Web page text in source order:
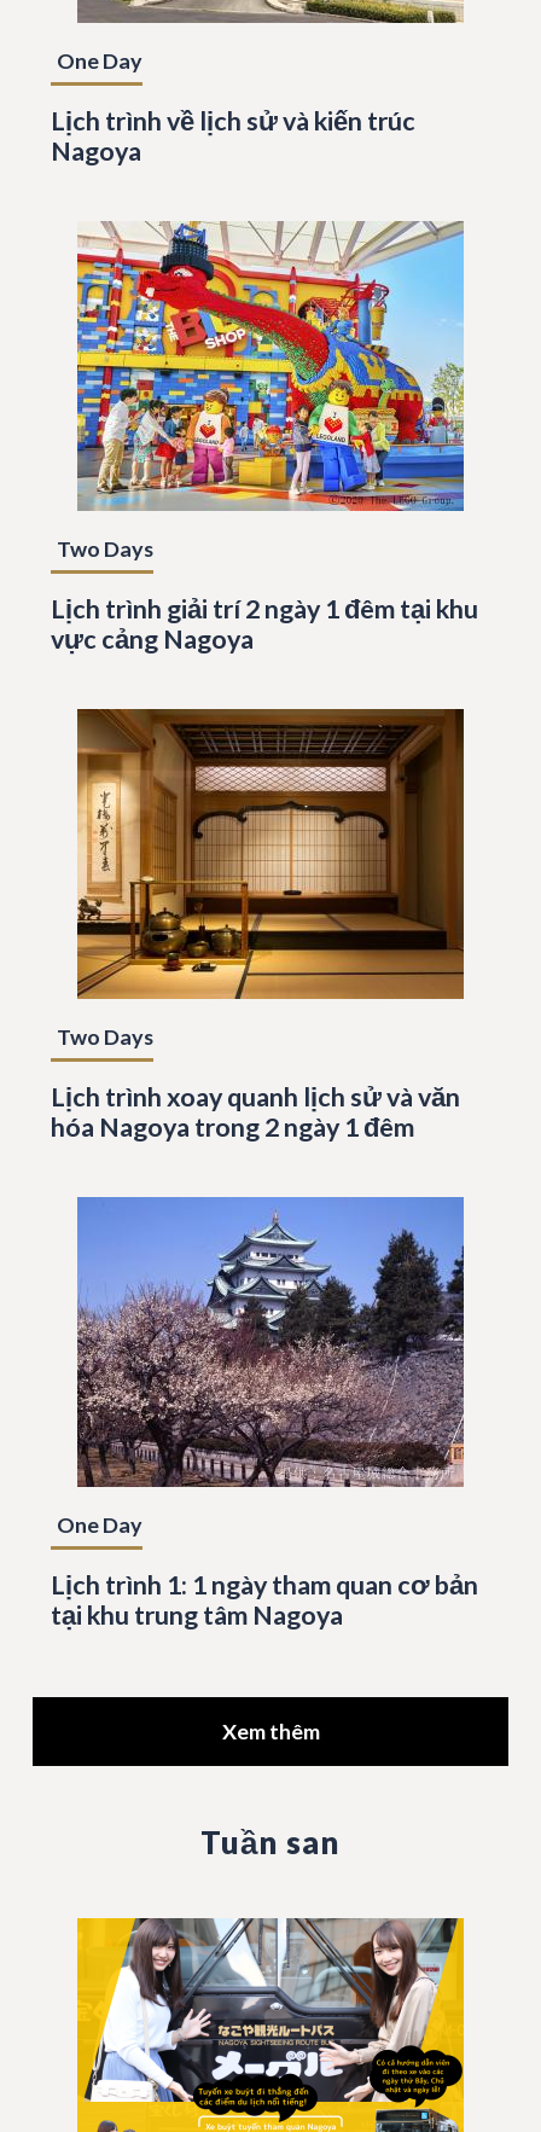
One Day
Lịch trình về lịch sử và kiến trúc
Nagoya
Two Days
Lịch trình giải trí 2 ngày 1 đêm tại khu
vực cảng Nagoya
Two Days
Lịch trình xoay quanh lịch sử và văn
hóa Nagoya trong 2 ngày 1 đêm
One Day
Lịch trình 1: 1 ngày tham quan cơ bản
tại khu trung tâm Nagoya
Xem thêm
Tuần san